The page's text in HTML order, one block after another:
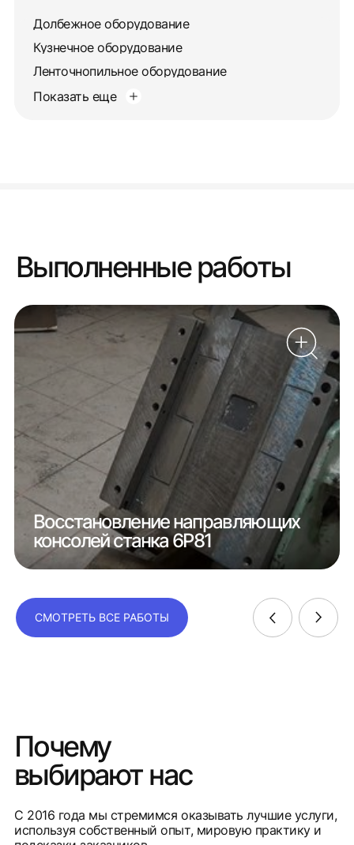
Долбежное оборудование
Кузнечное оборудование
Ленточнопильное оборудование
Показать еще
Выполненные работы
Восстановление направляющих
консолей станка 6Р81
СМОТРЕТЬ ВСЕ РАБОТЫ
Почему
выбирают нас
С 2016 года мы стремимся оказывать лучшие услуги,
используя собственный опыт, мировую практику и